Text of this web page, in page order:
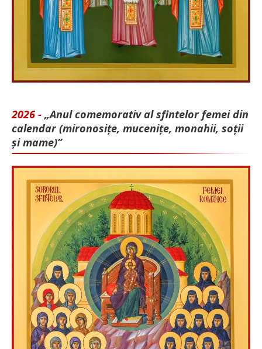
2026 - „Anul comemorativ al sfintelor femei din
calendar (mironosițe, mu­cenițe, monahii, soții
și mame)”